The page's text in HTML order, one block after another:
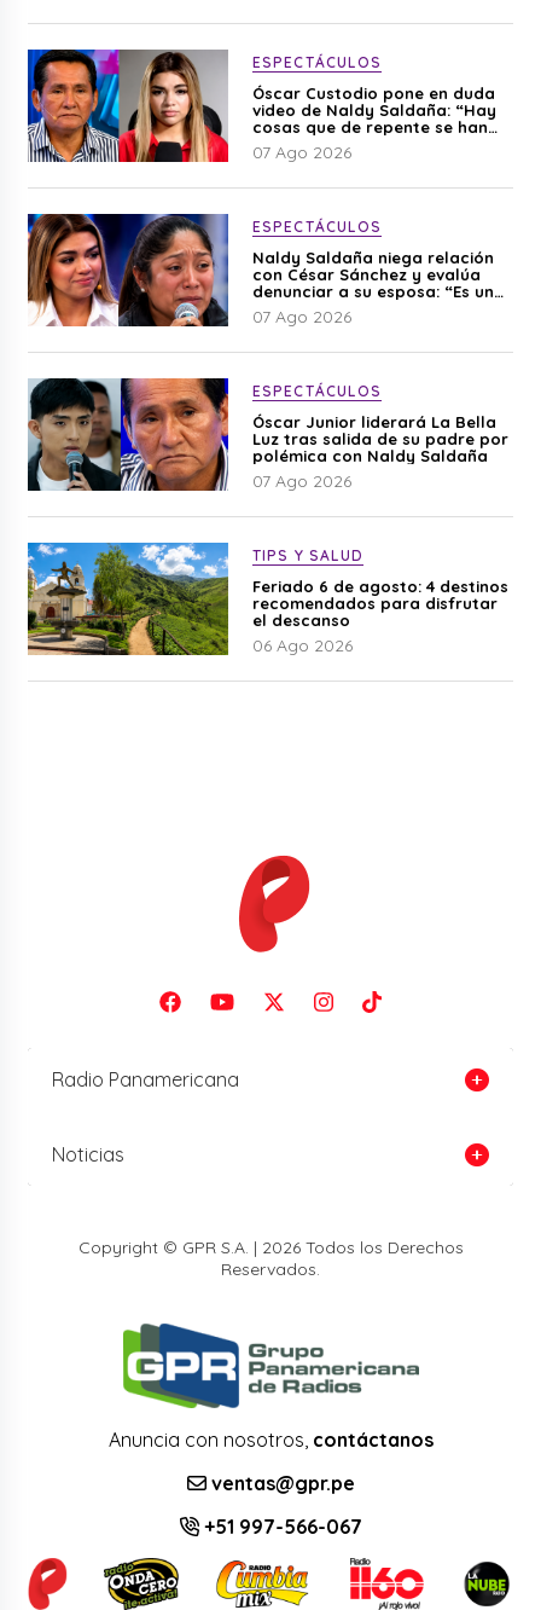
ESPECTÁCULOS
Óscar Custodio pone en duda
video de Naldy Saldaña: “Hay
cosas que de repente se han
editado”
07 Ago 2026
ESPECTÁCULOS
Naldy Saldaña niega relación
con César Sánchez y evalúa
denunciar a su esposa: “Es una
difamación”
07 Ago 2026
ESPECTÁCULOS
Óscar Junior liderará La Bella
Luz tras salida de su padre por
polémica con Naldy Saldaña
07 Ago 2026
TIPS Y SALUD
Feriado 6 de agosto: 4 destinos
recomendados para disfrutar
el descanso
06 Ago 2026
Radio Panamericana
Noticias
Copyright © GPR S.A. | 2026 Todos los Derechos
Reservados.
Anuncia con nosotros, contáctanos
ventas@gpr.pe
+51 997-566-067